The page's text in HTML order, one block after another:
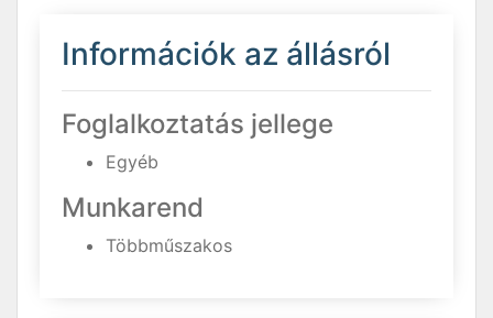
Információk az állásról
Foglalkoztatás jellege
Egyéb
Munkarend
Többműszakos